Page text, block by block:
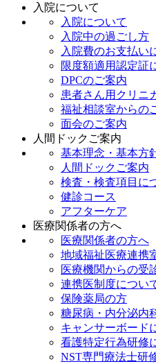
入院について
入院について
入院中の過ごし方
入院費のお支払い
限度額適用認定証
DPCのご案内
患者さん用クリニ
福祉相談室からの
面会のご案内
人間ドックご案内
基本理念・基本方
人間ドックご案内
検査・検査項目に
健診コース
アフターケア
医療関係者の方へ
医療関係者の方へ
地域福祉医療連携
医療機関からの受
連携医制度につい
保険薬局の方
糖尿病・内分泌内
キャンサーボード
看護特定行為研修
NST専門療法士研